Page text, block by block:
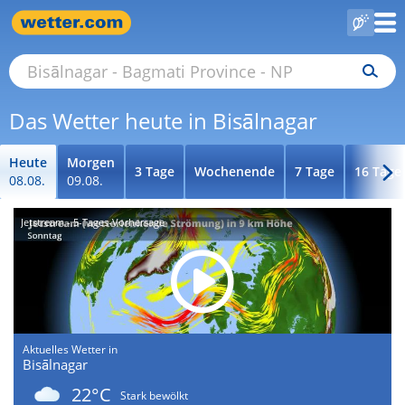
Das Wetter heute in Bisālnagar
Heute
08.08.
Morgen
09.08.
3 Tage Wochenende 7 Tage 16 Tage
Jetstream - 5-Tages-Vorhersage
Aktuelles Wetter in
Bisālnagar
22°C
Stark bewölkt